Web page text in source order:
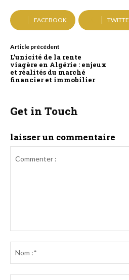
FACEBOOK
Article précédent
L’unicité de la rente
viagère en Algérie : enjeux
et réalités du marché
financier et immobilier
Get in Touch
laisser un commentaire